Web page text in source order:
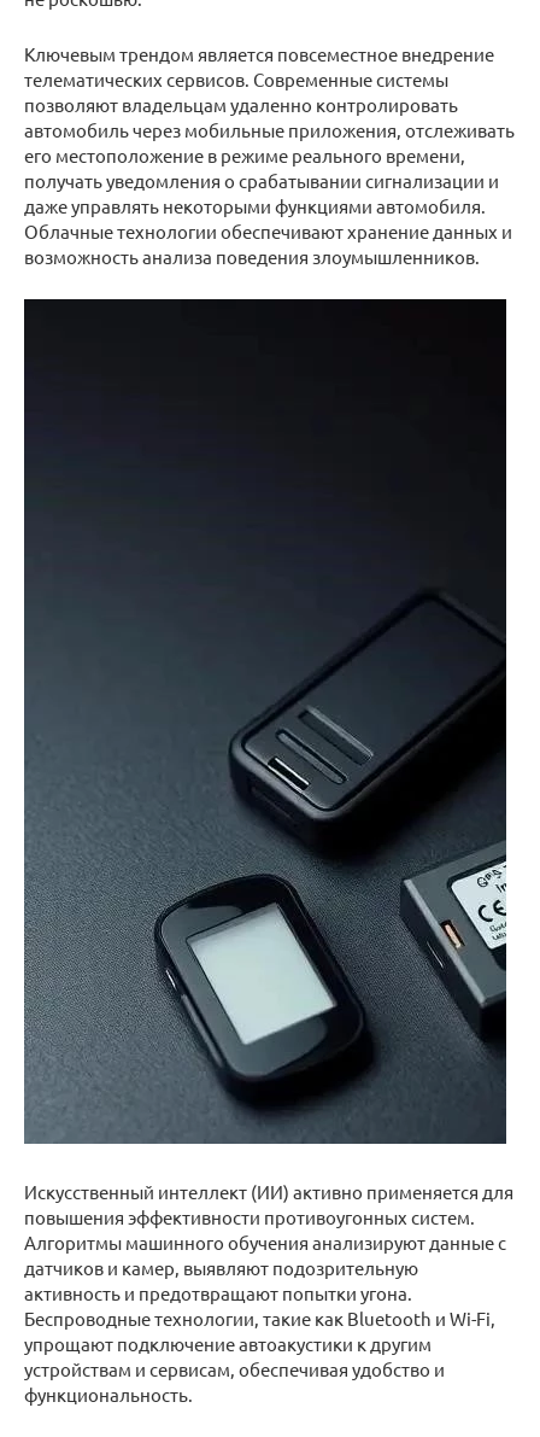
Ключевым трендом является повсеместное внедрение
телематических сервисов. Современные системы
позволяют владельцам удаленно контролировать
автомобиль через мобильные приложения, отслеживать
его местоположение в режиме реального времени,
получать уведомления о срабатывании сигнализации и
даже управлять некоторыми функциями автомобиля.
Облачные технологии обеспечивают хранение данных и
возможность анализа поведения злоумышленников.
Искусственный интеллект (ИИ) активно применяется для
повышения эффективности противоугонных систем.
Алгоритмы машинного обучения анализируют данные с
датчиков и камер, выявляют подозрительную
активность и предотвращают попытки угона.
Беспроводные технологии, такие как Bluetooth и Wi-Fi,
упрощают подключение автоакустики к другим
устройствам и сервисам, обеспечивая удобство и
функциональность.